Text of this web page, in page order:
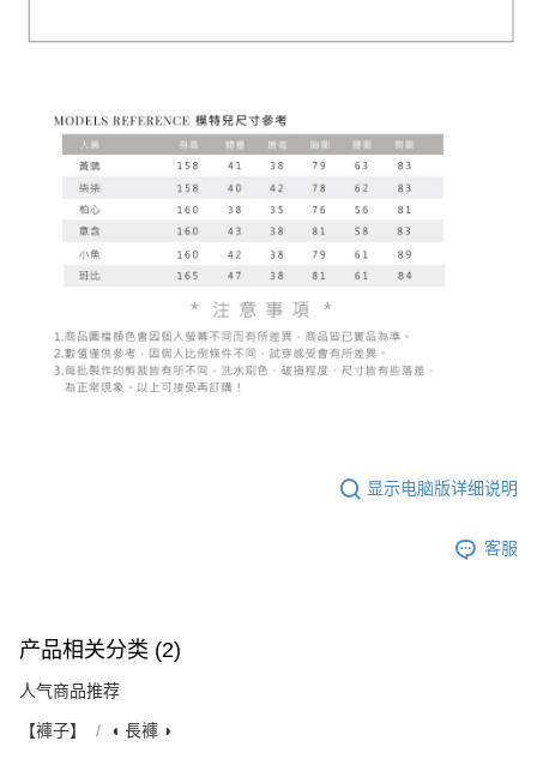
显示电脑版详细说明
客服
产品相关分类 (2)
人气商品推荐
【褲子】 ◖ 長褲 ◗